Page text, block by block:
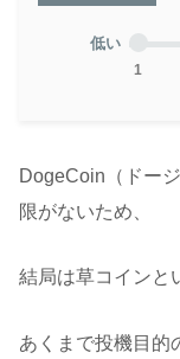
低い
1
DogeCoin（ドー
限がないため、
結局は草コインと
あくまで投機目的